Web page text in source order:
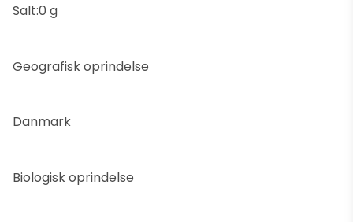
Salt:0 g
Geografisk oprindelse
Danmark
Biologisk oprindelse